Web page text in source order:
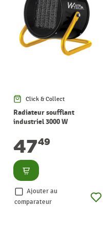
Click & Collect
Radiateur soufflant
industriel 3000 W
4749
Consulter
Ajouter au
comparateur